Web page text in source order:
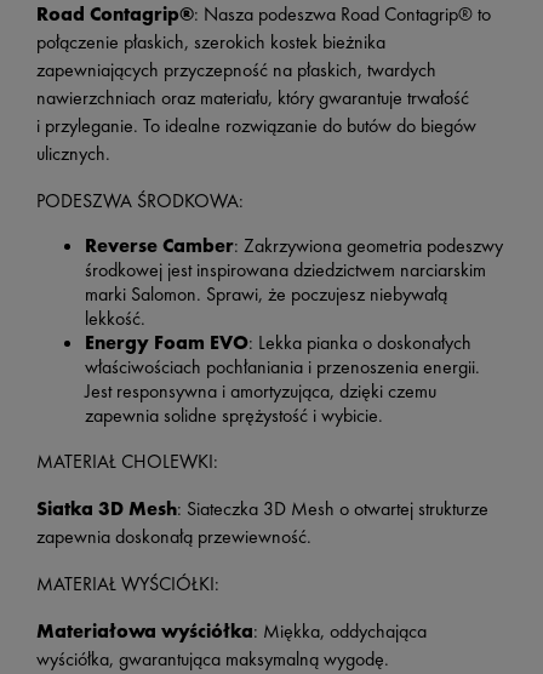
Road Contagrip®: Nasza podeszwa Road Contagrip® to
połączenie płaskich, szerokich kostek bieżnika
zapewniających przyczepność na płaskich, twardych
nawierzchniach oraz materiału, który gwarantuje trwałość
i przyleganie. To idealne rozwiązanie do butów do biegów
ulicznych.
PODESZWA ŚRODKOWA:
Reverse Camber: Zakrzywiona geometria podeszwy
środkowej jest inspirowana dziedzictwem narciarskim
marki Salomon. Sprawi, że poczujesz niebywałą
lekkość.
Energy Foam EVO: Lekka pianka o doskonałych
właściwościach pochłaniania i przenoszenia energii.
Jest responsywna i amortyzująca, dzięki czemu
zapewnia solidne sprężystość i wybicie.
MATERIAŁ CHOLEWKI:
Siatka 3D Mesh: Siateczka 3D Mesh o otwartej strukturze
zapewnia doskonałą przewiewność.
MATERIAŁ WYŚCIÓŁKI:
Materiałowa wyściółka: Miękka, oddychająca
wyściółka, gwarantująca maksymalną wygodę.